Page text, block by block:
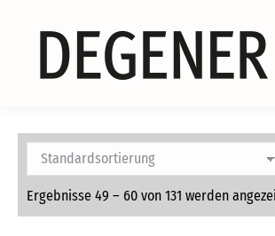
Ergebnisse 49 – 60 von 131 werden